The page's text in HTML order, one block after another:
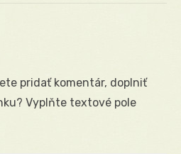
pridať komentár, doplniť
Vyplňte textové pole